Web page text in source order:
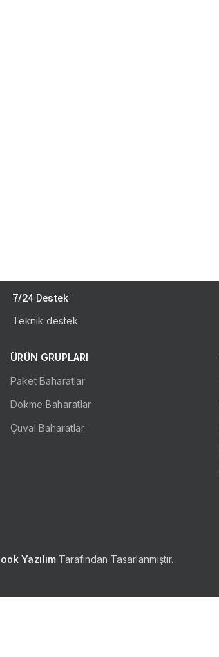
7/24 Destek
Teknik destek.
ÜRÜN GRUPLARI
Paket Baharatlar
Dökme Baharatlar
Çuval Baharatlar
Yazılım Tarafından Tasarlanmıştır.